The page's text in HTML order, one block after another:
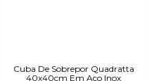
Cuba De Sobrepor Quadratta
40x40cm Em Aço Inox